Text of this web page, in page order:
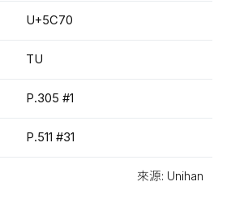
U+5C70
TU
P.305 #1
P.511 #31
來源: Unihan